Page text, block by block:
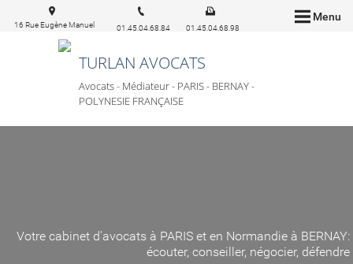
Menu
TURLAN AVOCATS
Avocats - Médiateur - PARIS - BERNAY -
POLYNESIE FRANÇAISE
16 Rue Eugène Manuel
01.45.04.68.84 01.45.04.68.98
Votre cabinet d'avocats à PARIS et en Normandie à BERNAY:
écouter, conseiller, négocier, défendre